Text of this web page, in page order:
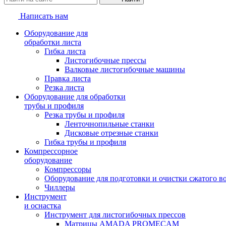
Написать нам
Оборудование для
обработки листа
Гибка листа
Листогибочные прессы
Валковые листогибочные машины
Правка листа
Резка листа
Оборудование для обработки
трубы и профиля
Резка трубы и профиля
Ленточнопильные станки
Дисковые отрезные станки
Гибка трубы и профиля
Компрессорное
оборудование
Компрессоры
Оборудование для подготовки и очистки сжатого
Чиллеры
Инструмент
и оснастка
Инструмент для листогибочных прессов
Матрицы AMADA PROMECAM